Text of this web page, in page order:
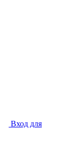
Вход для